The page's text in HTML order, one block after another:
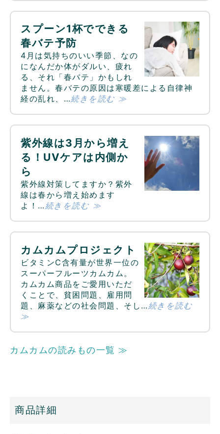
スプーン1杯でできる
春バテ予防
4月は気持ちのいい季節、なの
になんだか体がダルい、疲れ
る、それ「春バテ」かもしれ
ません。春バテの原因は寒暖差による自律神
経の乱れ、…続きを読む ≫
紫外線は3月から増え
る！UVケアは内側か
ら
紫外線対策してますか？紫外
線は春から増え始めます
よ！… 続きを読む ≫
カムカムプロジェクト
ビタミンC含有量が世界一位の
スーパーフルーツカムカム。
カムカム商品をご愛用いただ
くことで、貧困問題、雇用問
題、麻薬などの社会問題、そし… 続きを読む
≫
カムカムの読みもの一覧 ≫
商品詳細